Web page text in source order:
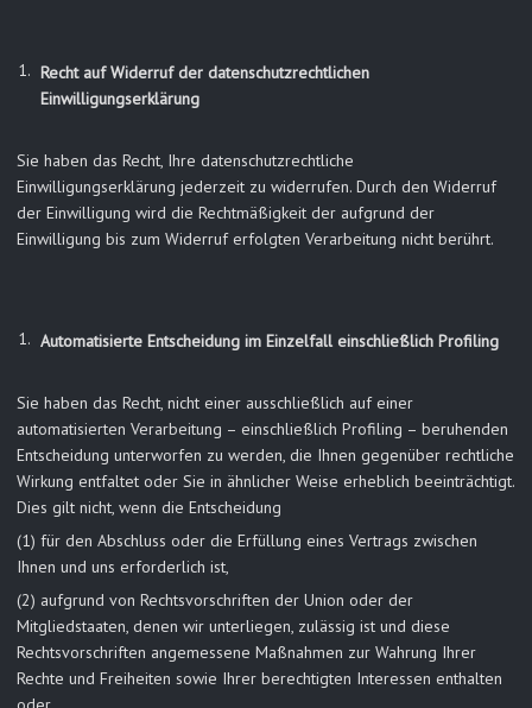
Recht auf Widerruf der datenschutzrechtlichen
Einwilligungserklärung
Sie haben das Recht, Ihre datenschutzrechtliche
Einwilligungserklärung jederzeit zu widerrufen. Durch den Widerruf
der Einwilligung wird die Rechtmäßigkeit der aufgrund der
Einwilligung bis zum Widerruf erfolgten Verarbeitung nicht berührt.
Automatisierte Entscheidung im Einzelfall einschließlich Profiling
Sie haben das Recht, nicht einer ausschließlich auf einer
automatisierten Verarbeitung – einschließlich Profiling – beruhenden
Entscheidung unterworfen zu werden, die Ihnen gegenüber rechtliche
Wirkung entfaltet oder Sie in ähnlicher Weise erheblich beeinträchtigt.
Dies gilt nicht, wenn die Entscheidung
(1) für den Abschluss oder die Erfüllung eines Vertrags zwischen
Ihnen und uns erforderlich ist,
(2) aufgrund von Rechtsvorschriften der Union oder der
Mitgliedstaaten, denen wir unterliegen, zulässig ist und diese
Rechtsvorschriften angemessene Maßnahmen zur Wahrung Ihrer
Rechte und Freiheiten sowie Ihrer berechtigten Interessen enthalten